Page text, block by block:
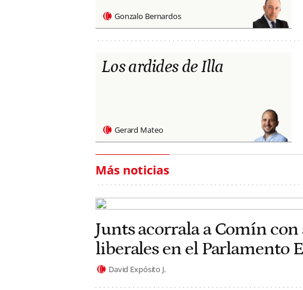
Gonzalo Bernardos
Los ardides de Illa
Gerard Mateo
Más noticias
Junts acorrala a Comín con
liberales en el Parlamento
David Expósito J.